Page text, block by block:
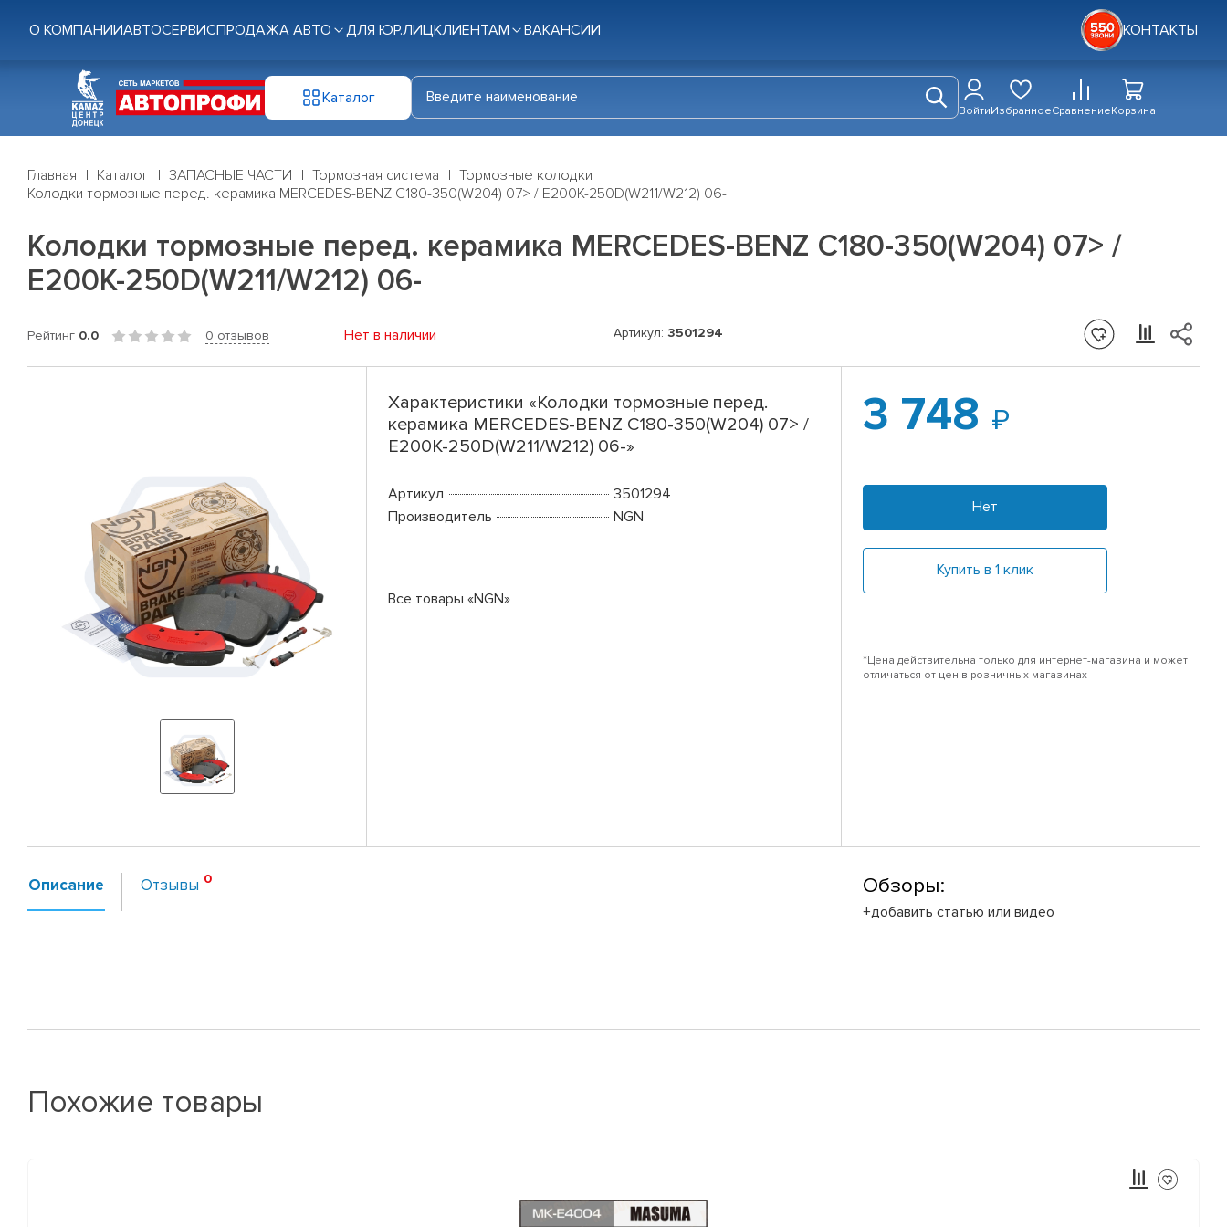
О КОМПАНИИАВТОСЕРВИСПРОДАЖА АВТО ДЛЯ ЮР.ЛИЦКЛИЕНТАМ ВАКАНСИИ КОНТАКТЫ
Каталог
ВойтиИзбранноеСравнениеКорзина
Главная Каталог ЗАПАСНЫЕ ЧАСТИ Тормозная система
Тормозные колодки
Колодки тормозные перед. керамика MERCEDES-BENZ C180-350(W204) 07> / E200K-250D(W211/W212) 06-
Колодки тормозные перед. керамика MERCEDES-BENZ C180-350(W204) 07> /
E200K-250D(W211/W212) 06-
Рейтинг 0.0 0 отзывов Нет в наличии Артикул: 3501294
Характеристики «Колодки тормозные перед.
керамика MERCEDES-BENZ C180-350(W204) 07> /
E200K-250D(W211/W212) 06-»
Артикул
3501294
Производитель
NGN
Все товары «NGN»
3 748
Нет
Купить в 1 клик
*Цена действительна только для интернет-магазина и может
отличаться от цен в розничных магазинах
Описание Отзывы Обзоры:
+добавить статью или видео
Похожие товары